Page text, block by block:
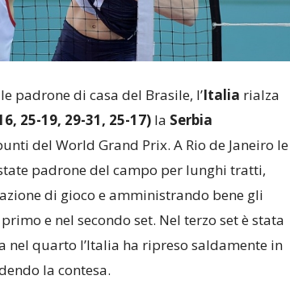
padrone di casa del Brasile, l’Italia rialza
25-19, 29-31, 25-17)la Serbia
del World Grand Prix. A Rio de Janeiro le
padrone del campo per lunghi tratti,
di gioco e amministrando bene gli
e nel secondo set. Nel terzo set è stata
nel quarto l’Italia ha ripreso saldamente in
la contesa.